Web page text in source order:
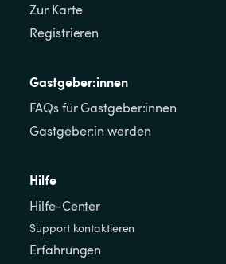
Zur Karte
Registrieren
Gastgeber:innen
FAQs für Gastgeber:innen
Gastgeber:in werden
Hilfe
Hilfe-Center
Support kontaktieren
Erfahrungen